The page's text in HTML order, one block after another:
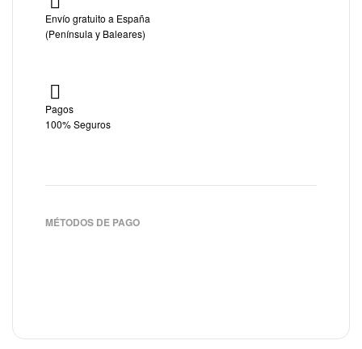
Envío gratuito a España
(Península y Baleares)
Pagos
100% Seguros
MÉTODOS DE PAGO